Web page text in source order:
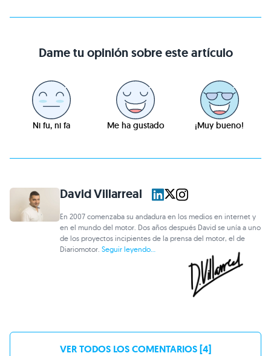
Dame tu opinión sobre este artículo
Ni fu, ni fa Me ha gustado ¡Muy bueno!
David Villarreal
En 2007 comenzaba su andadura en los medios en internet y
en el mundo del motor. Dos años después David se unía a uno
de los proyectos incipientes de la prensa del motor, el de
Diariomotor.Seguir leyendo...
VER TODOS LOS COMENTARIOS [4]